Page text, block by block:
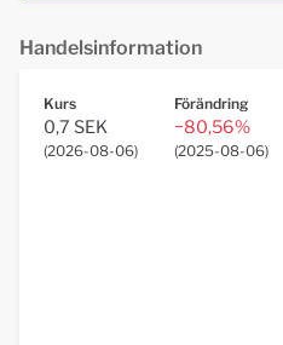
Handelsinformation
Kurs
0,7 SEK
(2026-08-06)
Förändring
−80,56%
(2025-08-06)